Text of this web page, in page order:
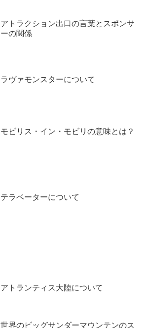
アトラクション出口の言葉とスポンサ
ーの関係
ラヴァモンスターについて
モビリス・イン・モビリの意味とは？
テラベーターについて
アトランティス大陸について
世界のビッグサンダーマウンテンのス